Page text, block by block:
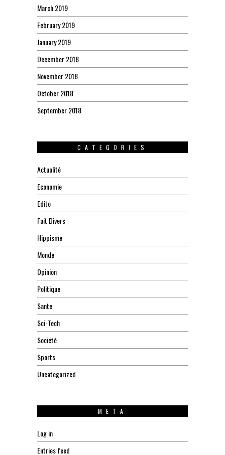
March 2019
February 2019
January 2019
December 2018
November 2018
October 2018
September 2018
CATEGORIES
Actualité
Economie
Edito
Fait Divers
Hippisme
Monde
Opinion
Politique
Sante
Sci-Tech
Société
Sports
Uncategorized
META
Log in
Entries feed